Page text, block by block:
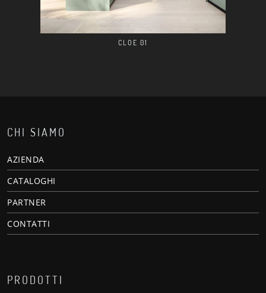
CLOE 01
CHI SIAMO
AZIENDA
CATALOGHI
PARTNER
CONTATTI
PRODOTTI